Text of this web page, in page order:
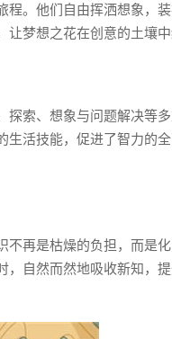
。他们自由挥洒想象，
梦想之花在创意的土壤中
索、想象与问题解决等
活技能，促进了智力的
再是枯燥的负担，而是
自然而然地吸收新知，